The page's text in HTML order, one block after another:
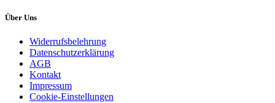
Über Uns
Widerrufsbelehrung
Datenschutzerklärung
AGB
Kontakt
Impressum
Cookie-Einstellungen